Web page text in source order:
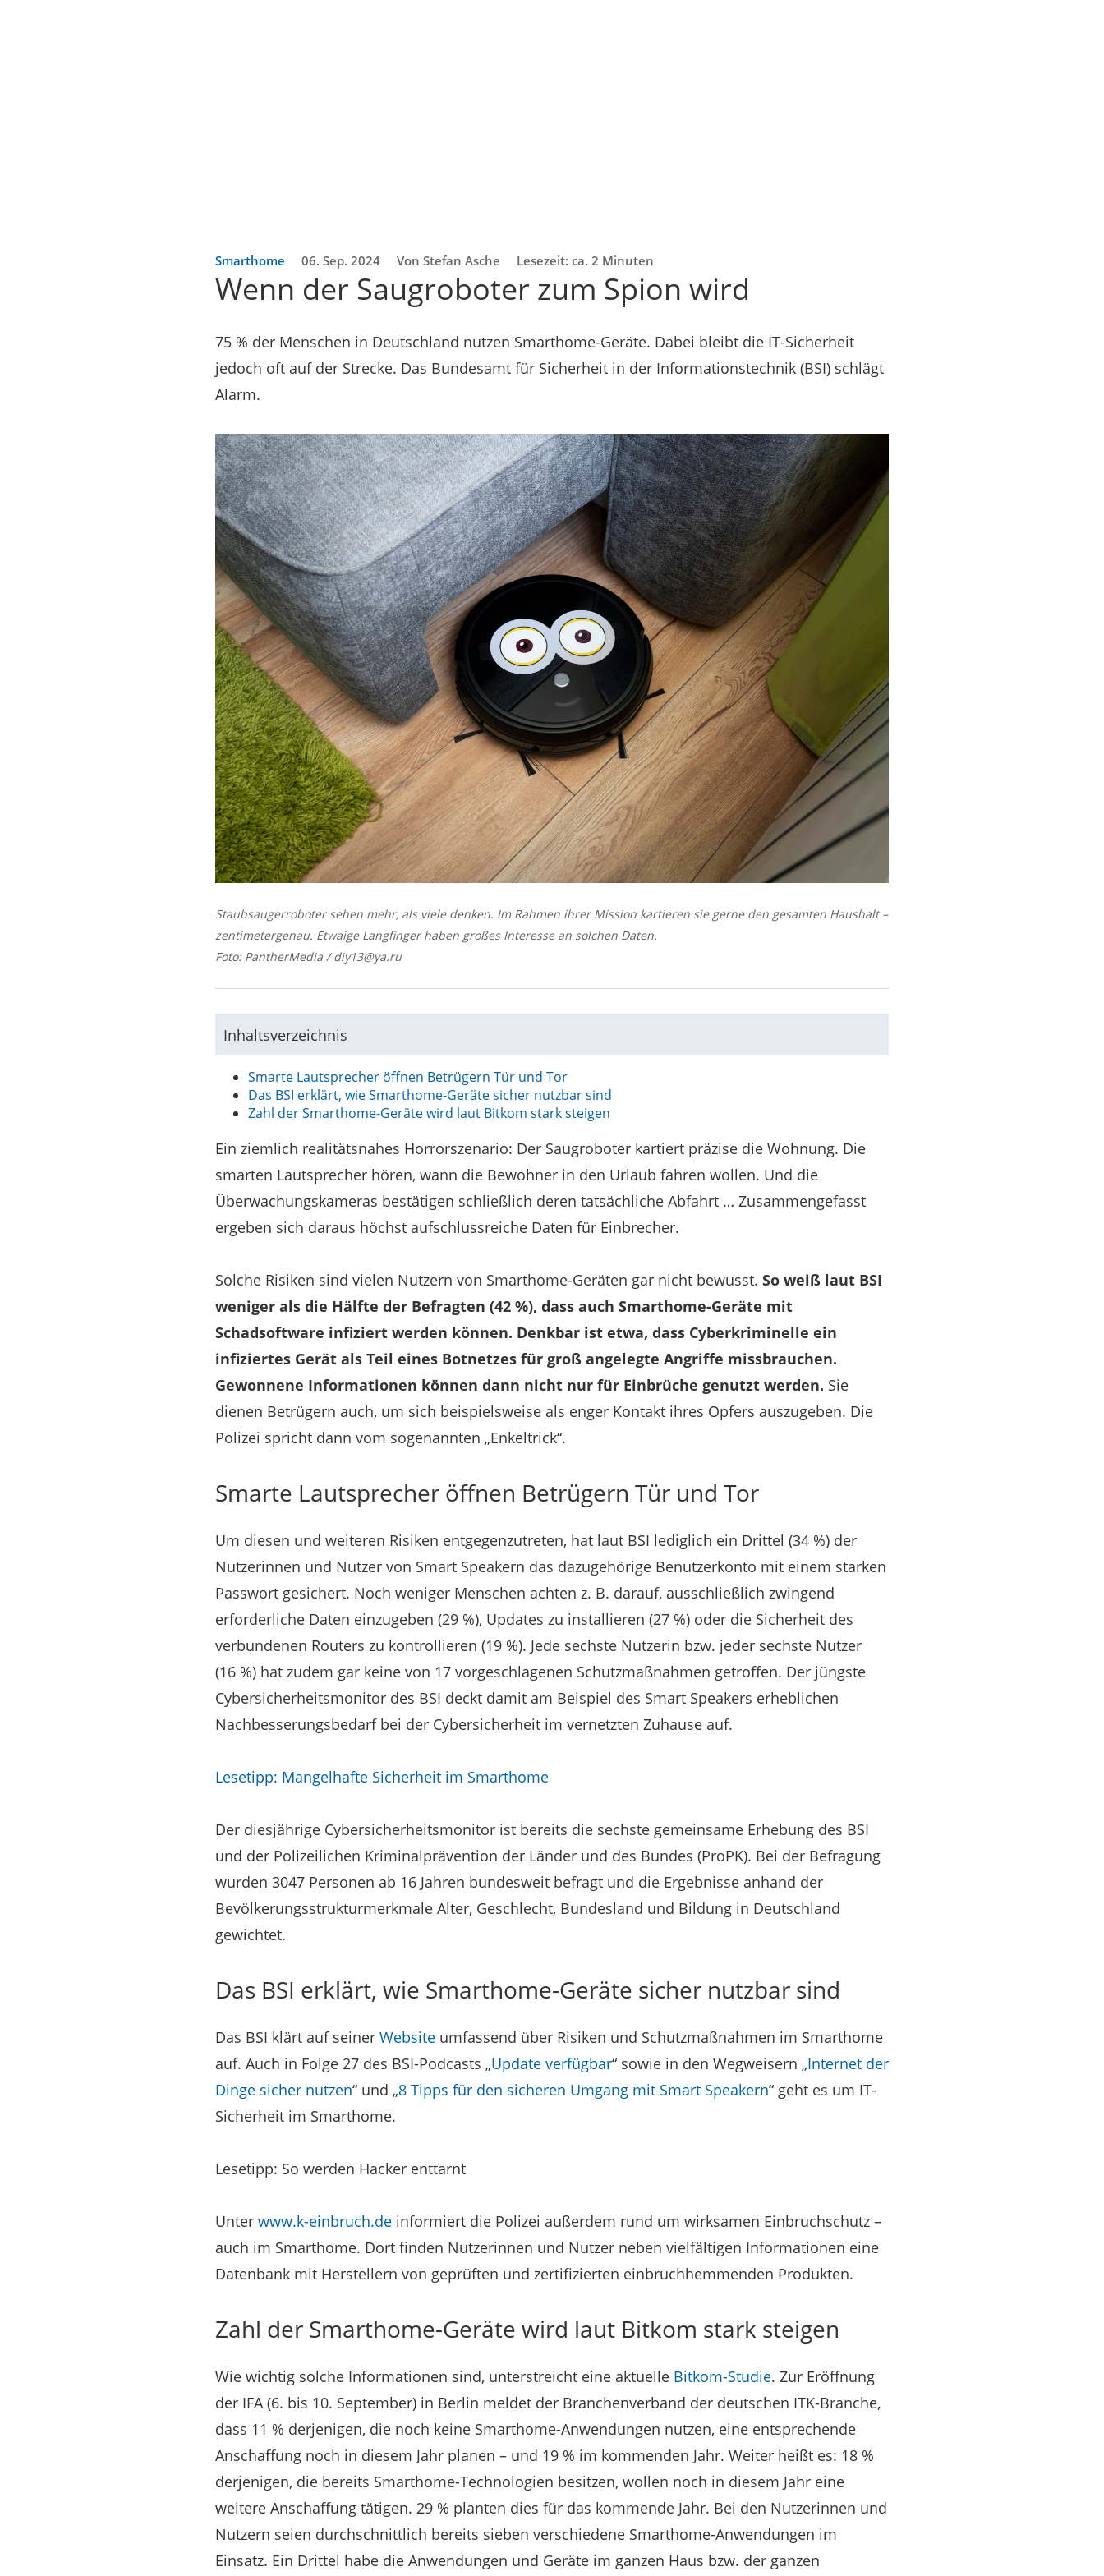
Smarthome 06. Sep. 2024 Von Stefan Asche Lesezeit: ca. 2 Minuten
Wenn der Saugroboter zum Spion wird
75 % der Menschen in Deutschland nutzen Smarthome-Geräte. Dabei bleibt die IT-Sicherheit
jedoch oft auf der Strecke. Das Bundesamt für Sicherheit in der Informationstechnik (BSI) schlägt
Alarm.
Staubsaugerroboter sehen mehr, als viele denken. Im Rahmen ihrer Mission kartieren sie gerne den gesamten Haushalt –
zentimetergenau. Etwaige Langfinger haben großes Interesse an solchen Daten.
Foto: PantherMedia / diy13@ya.ru
Inhaltsverzeichnis
Smarte Lautsprecher öffnen Betrügern Tür und Tor
Das BSI erklärt, wie Smarthome-Geräte sicher nutzbar sind
Zahl der Smarthome-Geräte wird laut Bitkom stark steigen
Ein ziemlich realitätsnahes Horrorszenario: Der Saugroboter kartiert präzise die Wohnung. Die
smarten Lautsprecher hören, wann die Bewohner in den Urlaub fahren wollen. Und die
Überwachungskameras bestätigen schließlich deren tatsächliche Abfahrt … Zusammengefasst
ergeben sich daraus höchst aufschlussreiche Daten für Einbrecher.
Solche Risiken sind vielen Nutzern von Smarthome-Geräten gar nicht bewusst. So weiß laut BSI
weniger als die Hälfte der Befragten (42 %), dass auch Smarthome-Geräte mit
Schadsoftware infiziert werden können. Denkbar ist etwa, dass Cyberkriminelle ein
infiziertes Gerät als Teil eines Botnetzes für groß angelegte Angriffe missbrauchen.
Gewonnene Informationen können dann nicht nur für Einbrüche genutzt werden. Sie
dienen Betrügern auch, um sich beispielsweise als enger Kontakt ihres Opfers auszugeben. Die
Polizei spricht dann vom sogenannten „Enkeltrick“.
Smarte Lautsprecher öffnen Betrügern Tür und Tor
Um diesen und weiteren Risiken entgegenzutreten, hat laut BSI lediglich ein Drittel (34 %) der
Nutzerinnen und Nutzer von Smart Speakern das dazugehörige Benutzerkonto mit einem starken
Passwort gesichert. Noch weniger Menschen achten z. B. darauf, ausschließlich zwingend
erforderliche Daten einzugeben (29 %), Updates zu installieren (27 %) oder die Sicherheit des
verbundenen Routers zu kontrollieren (19 %). Jede sechste Nutzerin bzw. jeder sechste Nutzer
(16 %) hat zudem gar keine von 17 vorgeschlagenen Schutzmaßnahmen getroffen. Der jüngste
Cybersicherheitsmonitor des BSI deckt damit am Beispiel des Smart Speakers erheblichen
Nachbesserungsbedarf bei der Cybersicherheit im vernetzten Zuhause auf.
Lesetipp: Mangelhafte Sicherheit im Smarthome
Der diesjährige Cybersicherheitsmonitor ist bereits die sechste gemeinsame Erhebung des BSI
und der Polizeilichen Kriminalprävention der Länder und des Bundes (ProPK). Bei der Befragung
wurden 3047 Personen ab 16 Jahren bundesweit befragt und die Ergebnisse anhand der
Bevölkerungsstrukturmerkmale Alter, Geschlecht, Bundesland und Bildung in Deutschland
gewichtet.
Das BSI erklärt, wie Smarthome-Geräte sicher nutzbar sind
Das BSI klärt auf seiner Website umfassend über Risiken und Schutzmaßnahmen im Smarthome
auf. Auch in Folge 27 des BSI-Podcasts „Update verfügbar“ sowie in den Wegweisern „Internet der
Dinge sicher nutzen“ und „8 Tipps für den sicheren Umgang mit Smart Speakern“ geht es um IT-
Sicherheit im Smarthome.
Lesetipp: So werden Hacker enttarnt
Unter www.k-einbruch.de informiert die Polizei außerdem rund um wirksamen Einbruchschutz –
auch im Smarthome. Dort finden Nutzerinnen und Nutzer neben vielfältigen Informationen eine
Datenbank mit Herstellern von geprüften und zertifizierten einbruchhemmenden Produkten.
Zahl der Smarthome-Geräte wird laut Bitkom stark steigen
Wie wichtig solche Informationen sind, unterstreicht eine aktuelle Bitkom-Studie. Zur Eröffnung
der IFA (6. bis 10. September) in Berlin meldet der Branchenverband der deutschen ITK-Branche,
dass 11 % derjenigen, die noch keine Smarthome-Anwendungen nutzen, eine entsprechende
Anschaffung noch in diesem Jahr planen – und 19 % im kommenden Jahr. Weiter heißt es: 18 %
derjenigen, die bereits Smarthome-Technologien besitzen, wollen noch in diesem Jahr eine
weitere Anschaffung tätigen. 29 % planten dies für das kommende Jahr. Bei den Nutzerinnen und
Nutzern seien durchschnittlich bereits sieben verschiedene Smarthome-Anwendungen im
Einsatz. Ein Drittel habe die Anwendungen und Geräte im ganzen Haus bzw. der ganzen